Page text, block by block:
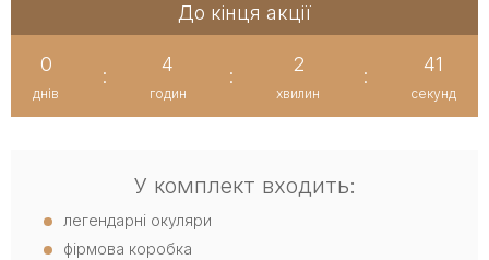
До кінця акції
0
днів
:
4
годин
:
2
хвилин
:
41
секунд
У комплект входить:
легендарні окуляри
фірмова коробка